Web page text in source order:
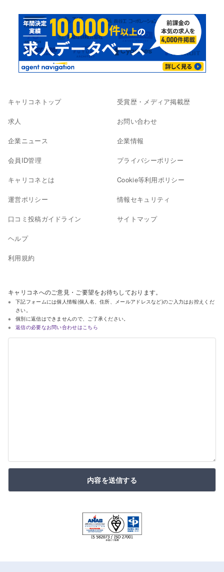
キャリコネトップ
求人
企業ニュース
会員ID管理
キャリコネとは
運営ポリシー
口コミ投稿ガイドライン
ヘルプ
利用規約
受賞歴・メディア掲載歴
お問い合わせ
企業情報
プライバシーポリシー
Cookie等利用ポリシー
情報セキュリティ
サイトマップ
キャリコネへのご意見・ご要望をお待ちしております。
下記フォームには個人情報(個人名、住所、メールアドレスなど)のご入力はお控えくだ
さい。
個別に返信はできませんので、ご了承ください。
返信の必要なお問い合わせはこちら
内容を送信する